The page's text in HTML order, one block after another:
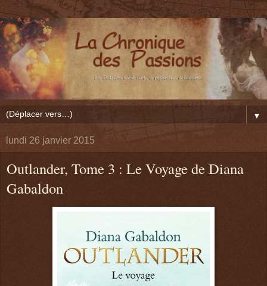
▼
lundi 26 janvier 2015
Outlander, Tome 3 : Le Voyage de Diana
Gabaldon